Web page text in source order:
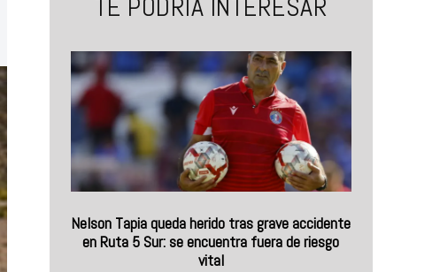
TE PODRÍA INTERESAR
Nelson Tapia queda herido tras grave accidente
en Ruta 5 Sur: se encuentra fuera de riesgo
vital